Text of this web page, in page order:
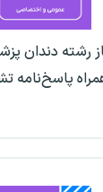
رشته دندان
پاسخ‌نامه